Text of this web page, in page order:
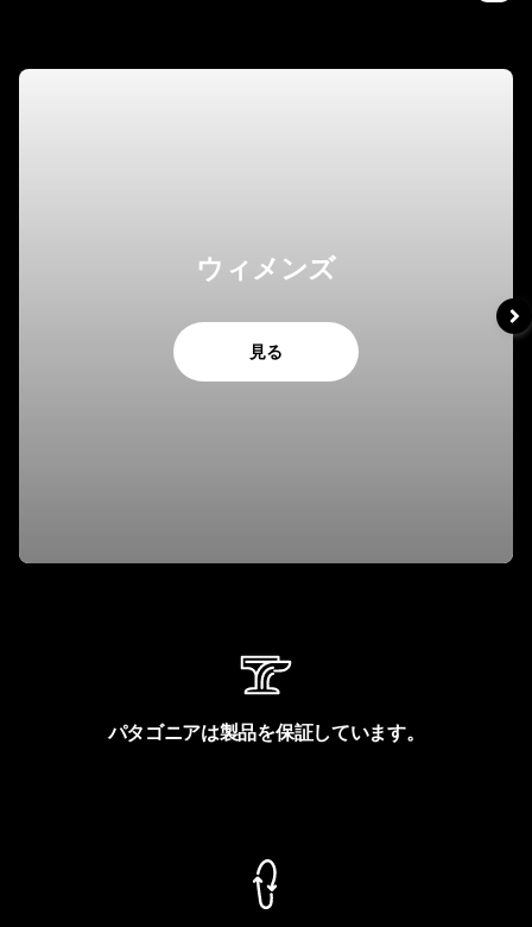
ウィメンズ
見る
パタゴニアは製品を保証しています。